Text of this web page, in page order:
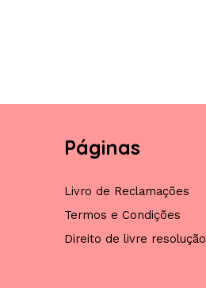
Páginas
Livro de Reclamações
Termos e Condições
Direito de livre resolução